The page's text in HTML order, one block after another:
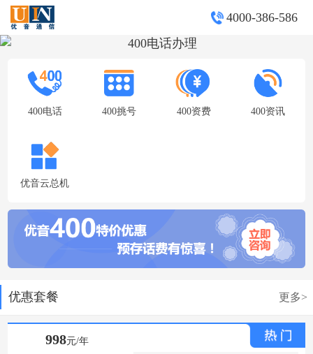
4000-386-586
400电话 400挑号 400资费 400资讯
优音云总机
优惠套餐 更多>
998元/年